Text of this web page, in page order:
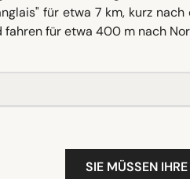
für etwa 7 km, kurz nach
fahren für etwa 400 m nach
SIE MÜSSEN